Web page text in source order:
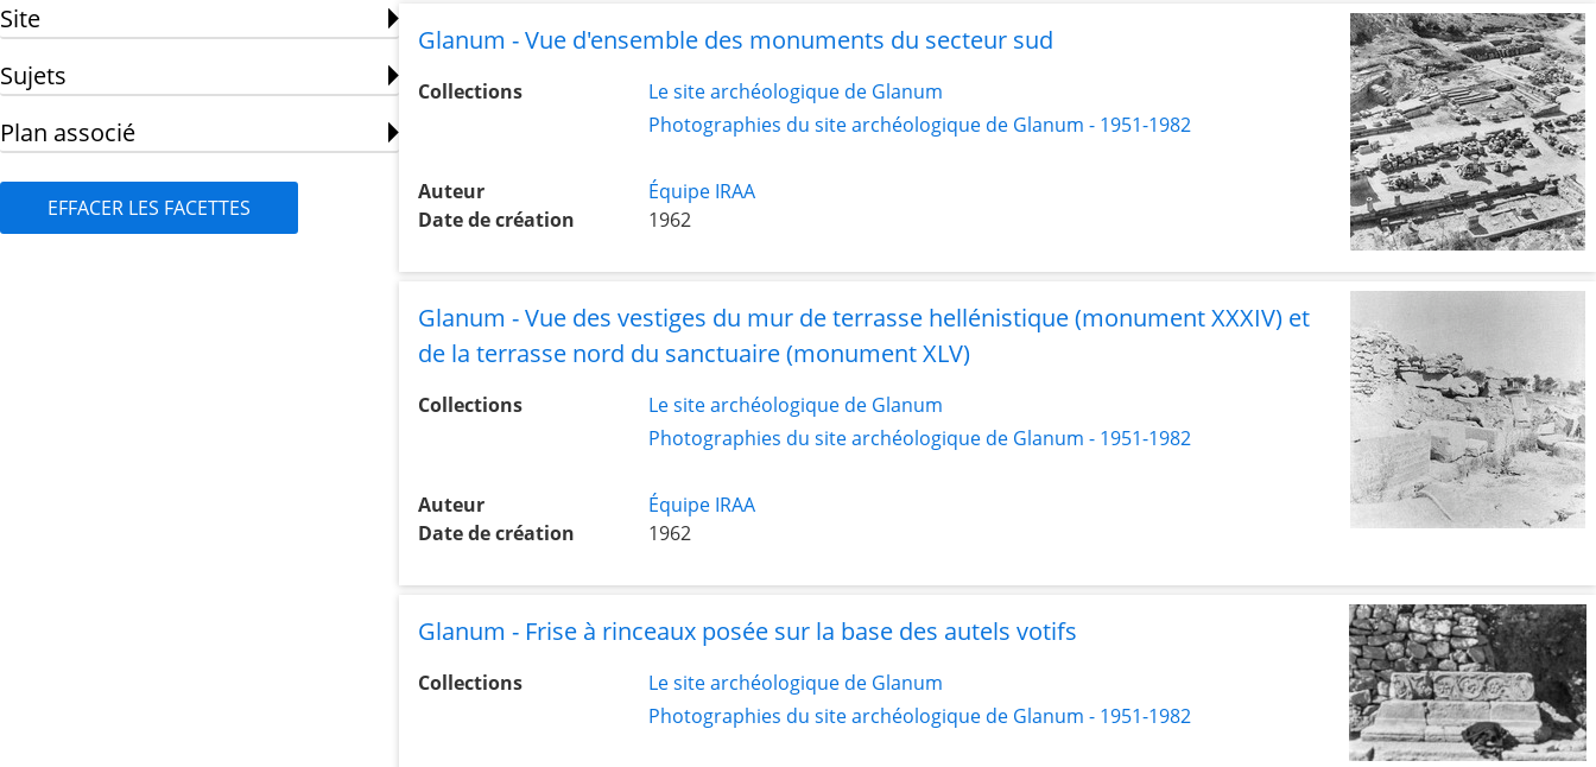
Site
Sujets
Plan associé
EFFACER LES FACETTES
Glanum - Vue d'ensemble des monuments du secteur sud
Collections
Le site archéologique de Glanum
Photographies du site archéologique de Glanum - 1951-1982
Auteur
Équipe IRAA
Date de création
1962
Glanum - Vue des vestiges du mur de terrasse hellénistique (monument XXXIV) et
de la terrasse nord du sanctuaire (monument XLV)
Collections
Le site archéologique de Glanum
Photographies du site archéologique de Glanum - 1951-1982
Auteur
Équipe IRAA
Date de création
1962
Glanum - Frise à rinceaux posée sur la base des autels votifs
Collections
Le site archéologique de Glanum
Photographies du site archéologique de Glanum - 1951-1982